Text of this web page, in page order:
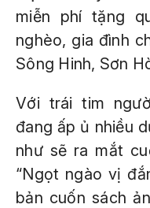
miễn phí tặng
nghèo, gia đình
Sông Hinh, Sơn
Với trái tim
đang ấp ủ nhiều
như sẽ ra mắt
“Ngọt ngào vị
bản cuốn sách